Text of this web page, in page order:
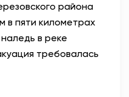
94,84
района
в пяти километрах
в реке
требовалась